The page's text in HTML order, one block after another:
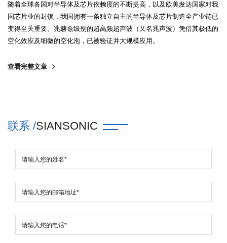
​随着全球各国对半导体及芯片依赖度的不断提高，以及欧美发达国家对我
国芯片业的封锁，我国拥有一条独立自主的半导体及芯片制造全产业链已
变得至关重要。兆赫兹级别的超高频超声波（又名兆声波）凭借其极低的
空化效应及细微的空化泡，已被验证并大规模应用。
查看完整文章
联系 /SIANSONIC